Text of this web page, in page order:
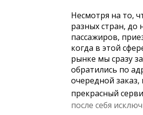
Несмотря на то,
разных стран, до
пассажиров,
когда в этой
рынке мы сразу
обратились по
очередной
прекрасный
после себя